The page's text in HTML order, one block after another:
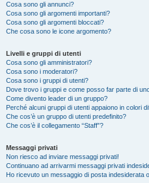
Cosa sono gli annunci?
Cosa sono gli argomenti importanti?
Cosa sono gli argomenti bloccati?
Che cosa sono le icone argomento?
Livelli e gruppi di utenti
Cosa sono gli amministratori?
Cosa sono i moderatori?
Cosa sono i gruppi di utenti?
Dove trovo i gruppi e come posso far parte di
Come divento leader di un gruppo?
Perché alcuni gruppi di utenti appaiono in colori
Che cos’è un gruppo di utenti predefinito?
Che cos’è il collegamento “Staff”?
Messaggi privati
Non riesco ad inviare messaggi privati!
Continuano ad arrivarmi messaggi privati
Ho ricevuto un messaggio di posta indesiderata